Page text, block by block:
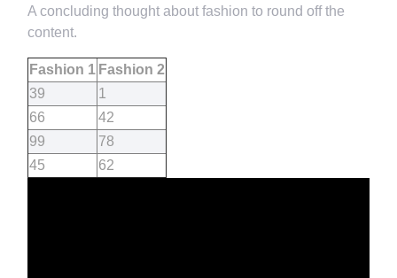
A concluding thought about fashion to round off the
content.
Fashion 1 Fashion 2
39
1
66
42
99
78
45
62